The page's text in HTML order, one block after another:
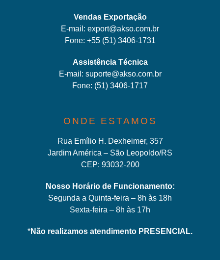
Vendas Exportação
E-mail: export@akso.com.br
Fone: +55 (51) 3406-1731
Assistência Técnica
E-mail: suporte@akso.com.br
Fone: (51) 3406-1717
ONDE ESTAMOS
Rua Emílio H. Dexheimer, 357
Jardim América – São Leopoldo/RS
CEP: 93032-200
Nosso Horário de Funcionamento:
Segunda a Quinta-feira – 8h às 18h
Sexta-feira – 8h às 17h
*Não realizamos atendimento PRESENCIAL.